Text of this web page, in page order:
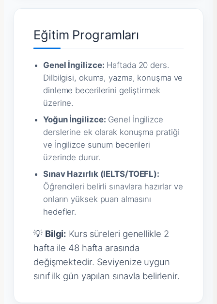
Eğitim Programları
Genel İngilizce: Haftada 20 ders.
Dilbilgisi, okuma, yazma, konuşma ve
dinleme becerilerini geliştirmek
üzerine.
Yoğun İngilizce: Genel İngilizce
derslerine ek olarak konuşma pratiği
ve İngilizce sunum becerileri
üzerinde durur.
Sınav Hazırlık (IELTS/TOEFL):
Öğrencileri belirli sınavlara hazırlar ve
onların yüksek puan almasını
hedefler.
💡 Bilgi: Kurs süreleri genellikle 2
hafta ile 48 hafta arasında
değişmektedir. Seviyenize uygun
sınıf ilk gün yapılan sınavla belirlenir.